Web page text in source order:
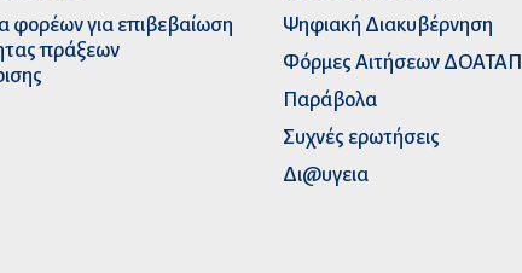
φορέων για επιβεβαίωση
πράξεων
Ψηφιακή Διακυβέρνηση
Φόρμες Αιτήσεων ΔΟΑΤΑΠ
Παράβολα
Συχνές ερωτήσεις
Δι@υγεια